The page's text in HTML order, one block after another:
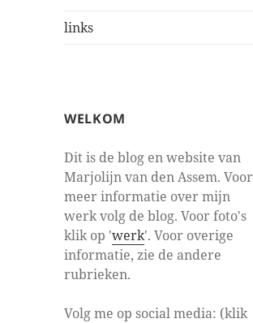
links
WELKOM
Dit is de blog en website van
Marjolijn van den Assem. Voor
meer informatie over mijn
werk volg de blog. Voor foto's
klik op 'werk'. Voor overige
informatie, zie de andere
rubrieken.
Volg me op social media: (klik